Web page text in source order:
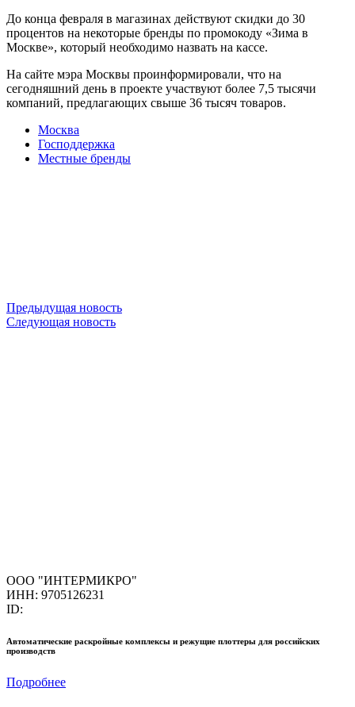
До конца февраля в магазинах действуют скидки до 30
процентов на некоторые бренды по промокоду «Зима в
Москве», который необходимо назвать на кассе.
На сайте мэра Москвы проинформировали, что на
сегодняшний день в проекте участвуют более 7,5 тысячи
компаний, предлагающих свыше 36 тысяч товаров.
Москва
Господдержка
Местные бренды
Предыдущая новость
Следующая новость
ООО "ИНТЕРМИКРО"
ИНН: 9705126231
ID:
Автоматические раскройные комплексы и режущие плоттеры для российских
производств
Подробнее